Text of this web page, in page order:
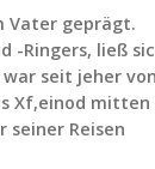
Vater geprägt.
-Ringers, ließ
seit jeher
Xf,einod mitten
seiner Reisen